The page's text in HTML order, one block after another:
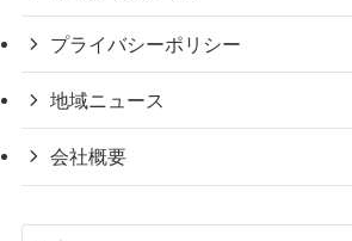
プライバシーポリシー
地域ニュース
会社概要